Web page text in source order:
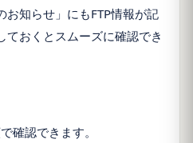
知らせ」にもFTP情報が記
ておくとスムーズに確認でき
確認できます。